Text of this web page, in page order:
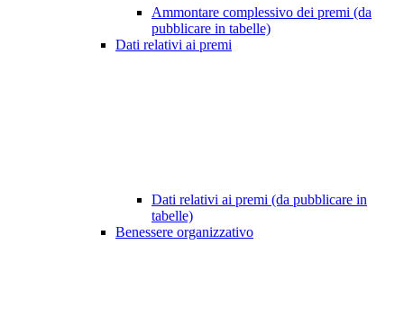
Ammontare complessivo dei premi (da
pubblicare in tabelle)
Dati relativi ai premi
Dati relativi ai premi (da pubblicare in
tabelle)
Benessere organizzativo